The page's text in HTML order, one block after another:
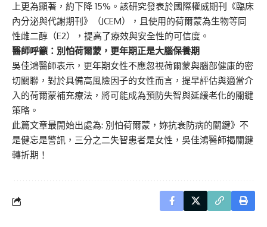
上更為顯著，約下降 15%。該研究發表於國際權威期刊《臨床
內分泌與代謝期刊》（JCEM），且使用的荷爾蒙為生物等同
性雌二醇（E2），提高了療效與安全性的可信度。
醫師呼籲：別怕荷爾蒙，更年期正是大腦保養期
吳佳鴻醫師表示，更年期女性不應忽視荷爾蒙與腦部健康的密
切關聯，對於具備高風險因子的女性而言，提早評估與適當介
入的荷爾蒙補充療法，將可能成為預防失智與延緩老化的關鍵
策略。
此篇文章最開始出處為: 別怕荷爾蒙，妳抗衰防病的關鍵》不
是健忘是警訊，三分之二失智患者是女性，吳佳鴻醫師揭關鍵
轉折期！